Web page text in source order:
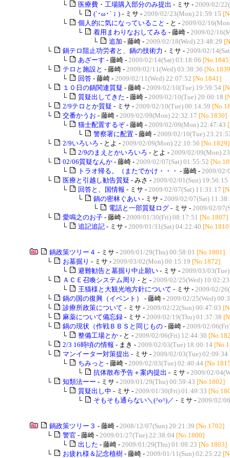
└
医療費・工場購入部分のみ提出 - ミサ - 2009/02/
└
(`･ω･´；) - ミサ - 2009/02/23(Mon) 21:59:15
└
個人的に気になっていること - と - 2009/02/
└
着用まわりなおしてみる - 藤崎 - 2009/02/
└
追加 - 藤崎 - 2009/02/18(Wed) 23:48:29
└
鍋テロ阻止功労者と、鍋の技術力 - ミサ - 2009/02/
└
あざーす - 藤崎 - 2009/02/14(Sat) 03:18:06
└
テロと施設と - 藤崎 - 2009/02/11(Wed) 03:38:36
└
回答 - 藤崎 - 2009/02/11(Wed) 22:07:52 [No.1841]
└
１０日の鍋関連質疑 - 藤崎 - 2009/02/10(Tue) 19:59:54
└
質疑出してきた - 藤崎 - 2009/02/10(Tue) 20:00:18
└
2/9テロとか質疑 - ミサ - 2009/02/10(Tue) 00:14:59
└
交番かうお - 藤崎 - 2009/02/09(Mon) 22:32:17 [No.1830]
└
猫士配置するぞ- 藤崎 - 2009/02/09(Mon) 22:47:43
└
警察署に配置 - 藤崎 - 2009/02/10(Tue)
└
2/9いろいろ - とよ - 2009/02/09(Mon) 22:10:56 [No.1829]
└
2/9のまえとかいろいろ - とよ - 2009/02/09(Mon)
└
02/06質疑なんか - 藤崎 - 2009/02/07(Sat) 01:55:52
└
トラオ帰る。（またでかけ・・・ - 藤崎 - 2009/02/
└
医療と引越し勧告質疑 - みさ - 2009/02/01(Sun) 19:56:15
└
回答と、国情報 - ミサ - 2009/02/07(Sat) 11:31:17
└
鍋の密林ぐあい - ミサ - 2009/02/07(Sat)
└
電話と一部質疑ログ - ミサ - 2009/02/
└
愛鳴之のお子 - 藤崎 - 2009/01/30(Fri) 08:17:51 [No.1807]
└
追記追記 - ミサ - 2009/01/31(Sat) 04:22:40
鍋政策ツリー４ - ミサ - 2009/01/29(Thu) 00:58:01 [No.1801]
└
お墓掘り - ミサ - 2009/03/02(Mon) 00:15:19 [No.1872]
└
避難勧告と墓掘り中止願い - ミサ - 2009/03/
└
ＡＣＥ召喚システム周り - と - 2009/02/25(Wed) 10:02:23
└
王猫様と大観光地方針について - ミサ - 2009/02/
└
鍋の国の復興（イベント） - 藤崎 - 2009/02/25(Wed)
└
診療所政策について - ミサ - 2009/02/22(Sun) 00:47:03
└
麻薬について備忘録 - ミサ - 2009/02/19(Thu) 01:37:38
└
鍋の現状（作戦ＢＢＳと同じもの - 藤崎 - 2009/02/
└
整備工場とか - と - 2009/02/06(Fri) 12:44:30
└
2/3 16時頃の情報 - まき - 2009/02/03(Tue) 18:00:14
└
マンイーター対策提出 - ミサ - 2009/02/03(Tue) 02:09:34
└
ちみっと - 藤崎 - 2009/02/03(Tue) 02:40:44
└
抗体散布予告＋案内提出 - ミサ - 2009/02/
└
知類法ーー - ミサ - 2009/01/29(Thu) 00:59:43 [No.1802]
└
質疑出し中 - ミサ - 2009/01/30(Fri) 01:49:33
└
そもそも通らない＼(^o^)／ - ミサ - 2009/02/
鍋政策ツリー３ - 藤崎 - 2008/12/07(Sun) 20:21:39 [No.1702]
└
警官 - 藤崎 - 2009/01/27(Tue) 22:38:04 [No.1800]
└
出した - 藤崎 - 2009/01/29(Thu) 01:08:23 [No.1803]
└
お疲れ様＆記念植樹 - 藤崎 - 2009/01/11(Sun) 02:25:22